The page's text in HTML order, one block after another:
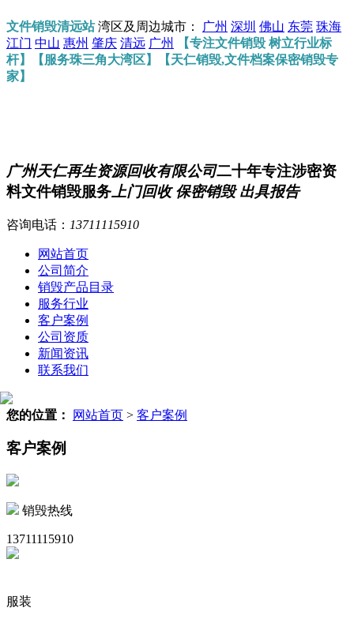
文件销毁清远站湾区及周边城市： 广州 深圳 佛山 东莞 珠海
江门 中山 惠州 肇庆 清远 广州
【专注文件销毁 树立行业标
杆】【服务珠三角大湾区】【天仁销毁,文件档案保密销毁专
家】
广州天仁再生资源回收有限公司二十年专注涉密资
料文件销毁服务 上门回收 保密销毁 出具报告
咨询电话： 13711115910
网站首页
公司简介
销毁产品目录
服务行业
客户案例
公司资质
新闻资讯
联系我们
您的位置： 网站首页 > 客户案例
客户案例
销毁热线
13711115910
服装